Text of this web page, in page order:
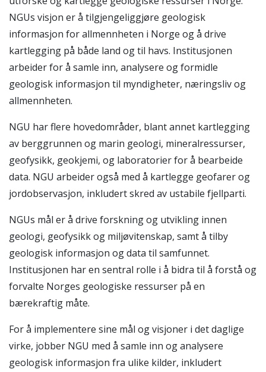
NGUs visjon er å tilgjengeliggjøre geologisk
informasjon for allmennheten i Norge og å drive
kartlegging på både land og til havs. Institusjonen
arbeider for å samle inn, analysere og formidle
geologisk informasjon til myndigheter, næringsliv og
allmennheten.
NGU har flere hovedområder, blant annet kartlegging
av berggrunnen og marin geologi, mineralressurser,
geofysikk, geokjemi, og laboratorier for å bearbeide
data. NGU arbeider også med å kartlegge geofarer og
jordobservasjon, inkludert skred av ustabile fjellparti.
NGUs mål er å drive forskning og utvikling innen
geologi, geofysikk og miljøvitenskap, samt å tilby
geologisk informasjon og data til samfunnet.
Institusjonen har en sentral rolle i å bidra til å forstå og
forvalte Norges geologiske ressurser på en
bærekraftig måte.
For å implementere sine mål og visjoner i det daglige
virke, jobber NGU med å samle inn og analysere
geologisk informasjon fra ulike kilder, inkludert